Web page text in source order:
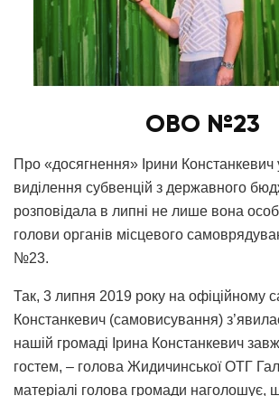
ОВО №23
Про «досягнення» Ірини Констанкевич
виділення субвенцій з державного
розповідала в липні не лише вона
голови органів місцевого
№23.
Так, 3 липня 2019 року на офіційному
Констанкевич (самовисування)
нашій громаді Ірина Констанкевич
гостем, – голова Жидичинської ОТГ
матеріалі голова громади наголошує,